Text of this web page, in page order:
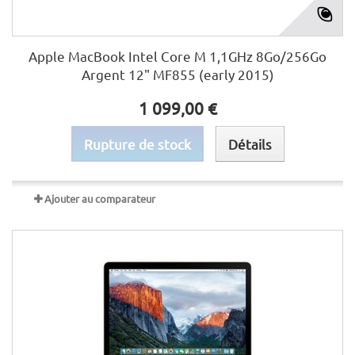
Apple MacBook Intel Core M 1,1GHz 8Go/256Go
Argent 12" MF855 (early 2015)
1 099,00 €
Rupture de stock Détails
Ajouter au comparateur